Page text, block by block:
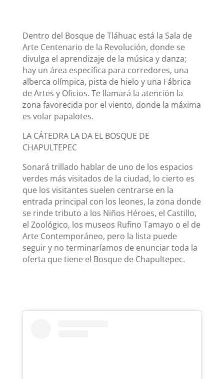
Dentro del Bosque de Tláhuac está la Sala de
Arte Centenario de la Revolución, donde se
divulga el aprendizaje de la música y danza;
hay un área específica para corredores, una
alberca olímpica, pista de hielo y una Fábrica
de Artes y Oficios. Te llamará la atención la
zona favorecida por el viento, donde la máxima
es volar papalotes.
LA CÁTEDRA LA DA EL BOSQUE DE
CHAPULTEPEC
Sonará trillado hablar de uno de los espacios
verdes más visitados de la ciudad, lo cierto es
que los visitantes suelen centrarse en la
entrada principal con los leones, la zona donde
se rinde tributo a los Niños Héroes, el Castillo,
el Zoológico, los museos Rufino Tamayo o el de
Arte Contemporáneo, pero la lista puede
seguir y no terminaríamos de enunciar toda la
oferta que tiene el Bosque de Chapultepec.